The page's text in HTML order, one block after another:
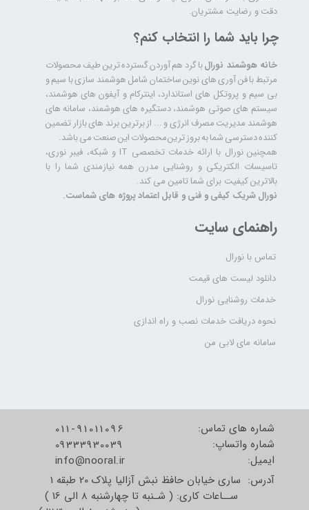
دقت و رضایت مشتریان.
راهنمای سایت
تماس با نورال
دانلود لیست های قیمت
خدمات روشنایی نورال
نحوه دریافت خدمات نصب و راه اندازی
سامانه مای لابی من
چرا باید شما را انتخاب کنم؟
خانه هوشمند نورالبا گرد هم آوردن گسترده ترین طیف محصولات
مرتبط با فن آوری های نوین ساختمان شامل هوشمند سازی با سیم و
بی سیم و پروتکل های استاندارد، اینترکام و آیفون های هوشمند،
سیستم های صوتی هوشمند، دستگیره های هوشمند، سامانه های
هوشمند مدیریت مصرف انرژی و ... از برترین برند های بازار تضمین
کننده دسترسی شما به بروز ترین محصولات این صنعت می باشد.
همچنین نورال با ارائه خدمات تخصصی IT و شبکه، فیبر نوری،
تاسیسات الکتریکی و روشنایی مدرن همه نیازمندی شما را با
بالاترین کیفیت برای شما تامین می کند.
نورال شریک کیفی و فنی و قابل اعتماد پروژه های شماست.
شماره های تماس:
شماره واتساپ:
​​​​​​​ایمیل:
011-91011096
09333930039
info@nooral.ir
آدرس: ساری خیابان حافظ نبش آزالیا پلاک 20 طبقه 1
ســاعات کاری: ( شـنبه تا چهارشنبه 8 الی 16 )